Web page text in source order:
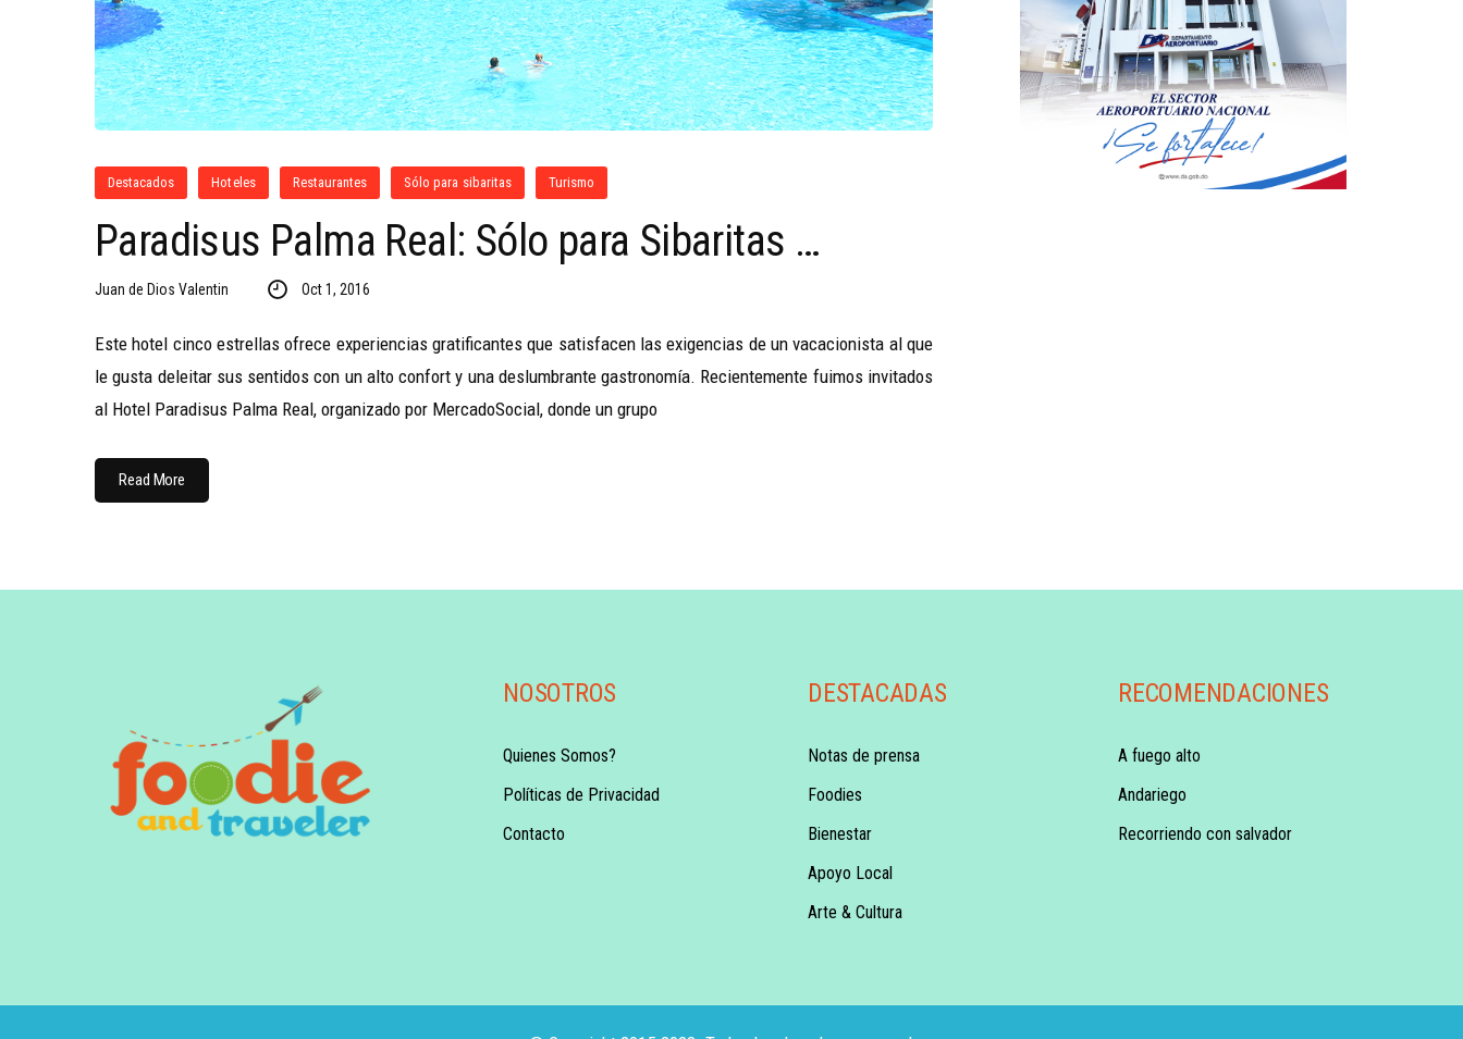
Destacados Hoteles Restaurantes Sólo para sibaritas Turismo
Paradisus Palma Real: Sólo para Sibaritas …
Juan de Dios Valentin Oct 1, 2016
Este hotel cinco estrellas ofrece experiencias gratificantes que satisfacen las exigencias de un vacacionista al que
le gusta deleitar sus sentidos con un alto confort y una deslumbrante gastronomía. Recientemente fuimos invitados
al Hotel Paradisus Palma Real, organizado por MercadoSocial, donde un grupo
Read More
NOSOTROS
Quienes Somos?
Políticas de Privacidad
Contacto
DESTACADAS
Notas de prensa
Foodies
Bienestar
Apoyo Local
Arte & Cultura
RECOMENDACIONES
A fuego alto
Andariego
Recorriendo con salvador